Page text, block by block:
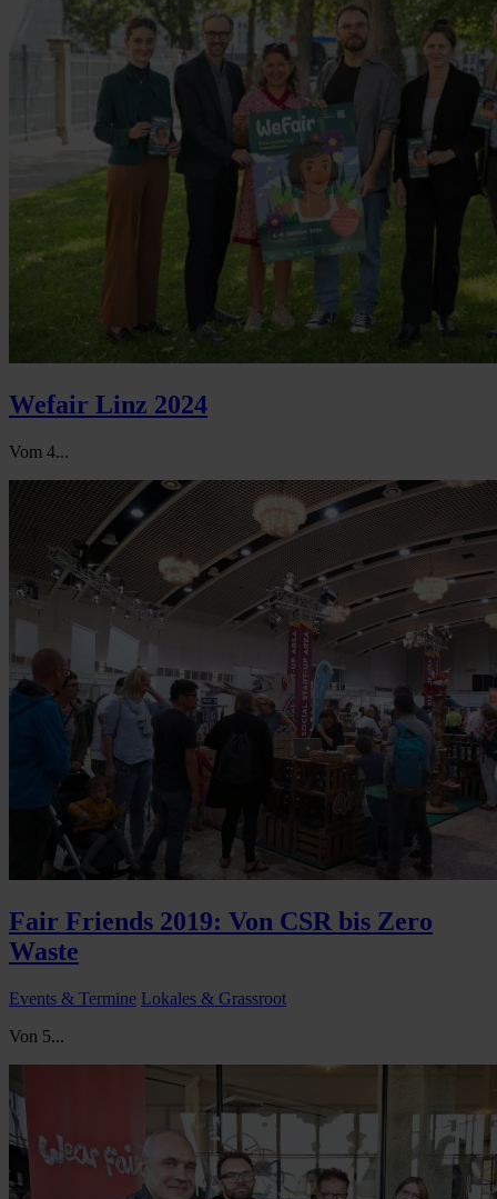
Wefair Linz 2024
Vom 4...
Fair Friends 2019: Von CSR bis Zero
Waste
Events & Termine Lokales & Grassroot
Von 5...